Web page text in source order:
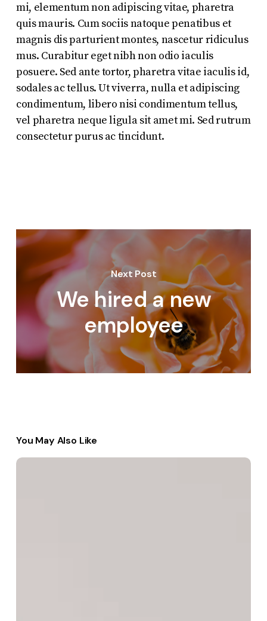
mi, elementum non adipiscing vitae, pharetra
quis mauris. Cum sociis natoque penatibus et
magnis dis parturient montes, nascetur ridiculus
mus. Curabitur eget nibh non odio iaculis
posuere. Sed ante tortor, pharetra vitae iaculis id,
sodales ac tellus. Ut viverra, nulla et adipiscing
condimentum, libero nisi condimentum tellus,
vel pharetra neque ligula sit amet mi. Sed rutrum
consectetur purus ac tincidunt.
Next Post
We hired a new
employee
You May Also Like
Essential